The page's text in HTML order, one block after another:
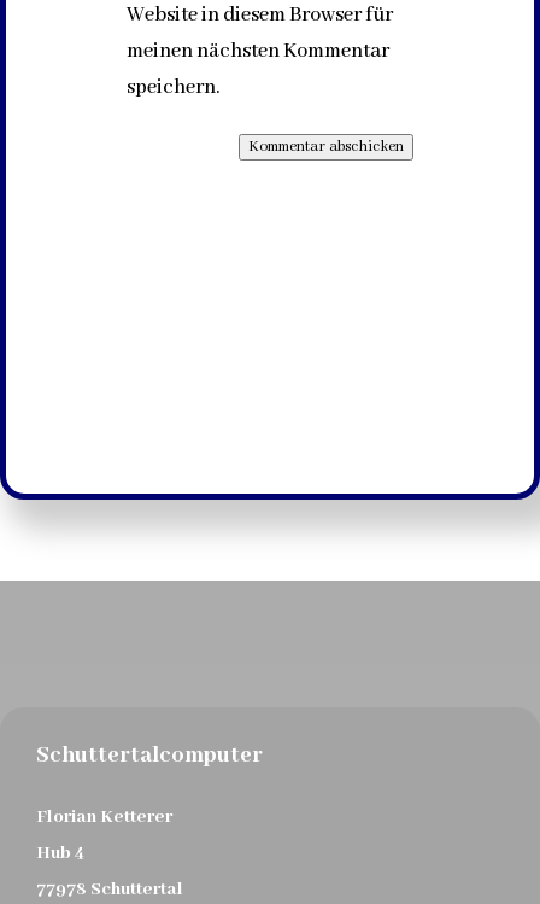
Website in diesem Browser für
meinen nächsten Kommentar
speichern.
Kommentar abschicken
Schuttertalcomputer
Florian Ketterer
Hub 4
77978 Schuttertal